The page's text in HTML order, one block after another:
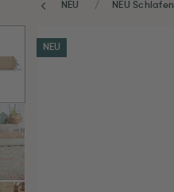
NEU NEU Schlafen
NEU